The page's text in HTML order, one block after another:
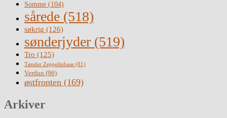
Somme (104)
sårede (518)
søkrig (126)
sønderjyder (519)
Tro (125)
Tønder Zeppelinbase (81)
Verdun (96)
østfronten (169)
Arkiver